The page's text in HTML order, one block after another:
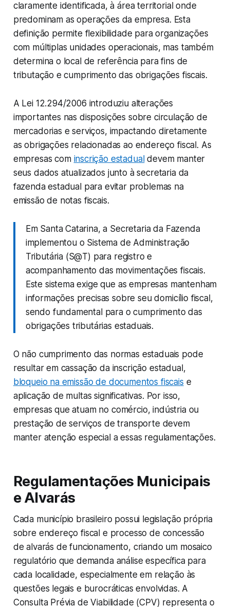
claramente identificada, à área territorial onde
predominam as operações da empresa. Esta
definição permite flexibilidade para organizações
com múltiplas unidades operacionais, mas também
determina o local de referência para fins de
tributação e cumprimento das obrigações fiscais.
A Lei 12.294/2006 introduziu alterações
importantes nas disposições sobre circulação de
mercadorias e serviços, impactando diretamente
as obrigações relacionadas ao endereço fiscal. As
empresas com inscrição estadual devem manter
seus dados atualizados junto à secretaria da
fazenda estadual para evitar problemas na
emissão de notas fiscais.
Em Santa Catarina, a Secretaria da Fazenda
implementou o Sistema de Administração
Tributária (S@T) para registro e
acompanhamento das movimentações fiscais.
Este sistema exige que as empresas mantenham
informações precisas sobre seu domicílio fiscal,
sendo fundamental para o cumprimento das
obrigações tributárias estaduais.
O não cumprimento das normas estaduais pode
resultar em cassação da inscrição estadual,
bloqueio na emissão de documentos fiscais e
aplicação de multas significativas. Por isso,
empresas que atuam no comércio, indústria ou
prestação de serviços de transporte devem
manter atenção especial a essas regulamentações.
Regulamentações Municipais
e Alvarás
Cada município brasileiro possui legislação própria
sobre endereço fiscal e processo de concessão
de alvarás de funcionamento, criando um mosaico
regulatório que demanda análise específica para
cada localidade, especialmente em relação às
questões legais e burocráticas envolvidas. A
Consulta Prévia de Viabilidade (CPV) representa o